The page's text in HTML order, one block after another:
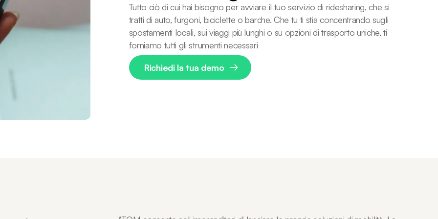
all'accesso
camion, risciò, barche e altro
Tutto ciò di cui hai bisogno per avviare il tuo servizio di ridesharing, che si
tratti di auto, furgoni, biciclette o barche. Che tu ti stia concentrando sugli
spostamenti locali, sui viaggi più lunghi o su opzioni di trasporto uniche, ti
forniamo tutti gli strumenti necessari
Richiedi la tua demo